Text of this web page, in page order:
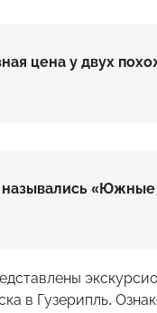
цена у двух
«Южные
в Гузерипль.